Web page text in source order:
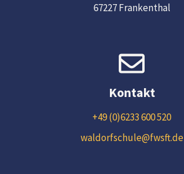
67227 Frankenthal
Kontakt
+49 (0)6233 600 520
waldorfschule@fwsft.de